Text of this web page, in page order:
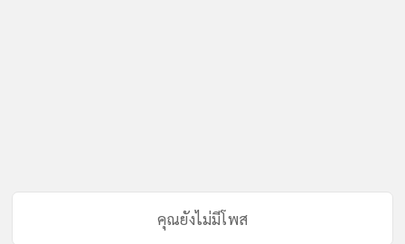
คุณยังไม่มีโพส